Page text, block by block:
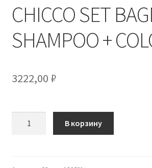
CHICCO SET
SHAMPOO +
3222,00 ₽
В корзину